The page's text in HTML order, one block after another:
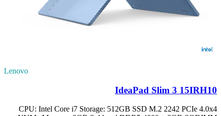
Lenovo
IdeaPad Slim 3 15IRH10
CPU: Intel Core i7 Storage: 512GB SSD M.2 2242 PCIe 4.0x4